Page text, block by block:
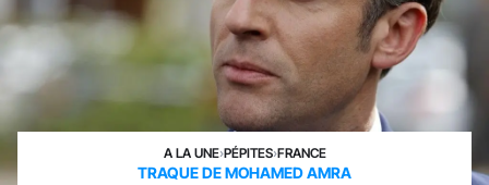
A LA UNE›PÉPITES›FRANCE
TRAQUE DE MOHAMED AMRA